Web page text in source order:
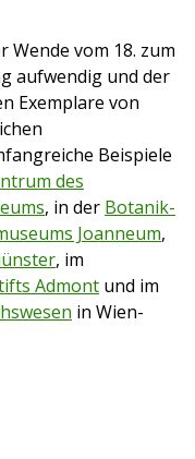
Wende vom 18. zum
aufwendig und der
Exemplare von
Beispiele
des
, in der Botanik-
Joanneum,
, im
Admont und im
in Wien-